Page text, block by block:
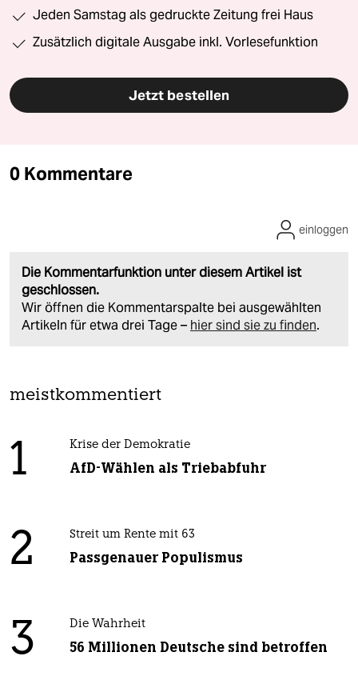
Jeden Samstag als gedruckte Zeitung frei Haus
Zusätzlich digitale Ausgabe inkl. Vorlesefunktion
Jetzt bestellen
0 Kommentare
Die Kommentarfunktion unter diesem Artikel ist
geschlossen.
Wir öffnen die Kommentarspalte bei ausgewählten
Artikeln für etwa drei Tage – hier sind sie zu finden.
einloggen
meistkommentiert
1 Krise der Demokratie
AfD-Wählen als Triebabfuhr
2 Streit um Rente mit 63
Passgenauer Populismus
3 Die Wahrheit
56 Millionen Deutsche sind betroffen